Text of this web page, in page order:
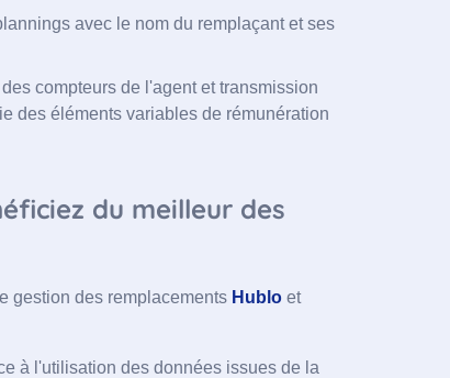
avec le nom du remplaçant et ses
compteurs de l'agent et transmission
des éléments variables de rémunération
du meilleur des
gestion des remplacements Hublo et
à l'utilisation des données issues de la